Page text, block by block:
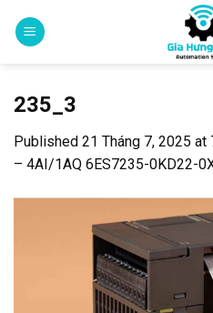
235_3
Published 21 Tháng 7, 2025 at
– 4AI/1AQ 6ES7235-0KD22-